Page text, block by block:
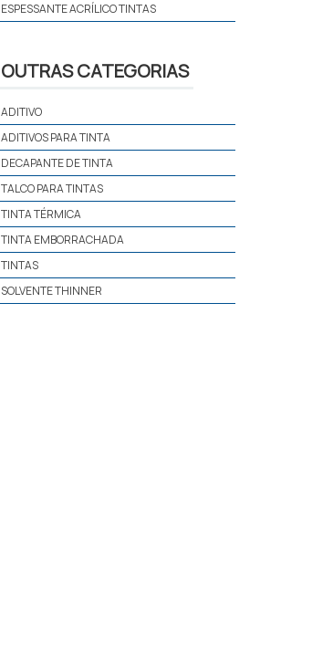
ESPESSANTE ACRÍLICO TINTAS
OUTRAS CATEGORIAS
ADITIVO
ADITIVOS PARA TINTA
DECAPANTE DE TINTA
TALCO PARA TINTAS
TINTA TÉRMICA
TINTA EMBORRACHADA
TINTAS
SOLVENTE THINNER